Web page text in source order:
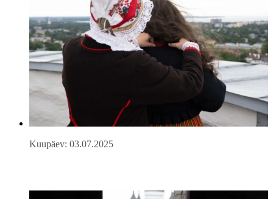
Kuupäev: 03.07.2025